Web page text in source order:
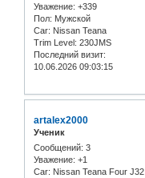
Уважение: +339
Пол: Мужской
Car: Nissan Teana
Trim Level: 230JMS
Последний визит:
10.06.2026 09:03:15
artalex2000
Ученик
Сообщений: 3
Уважение: +1
Car: Nissan Teana Four J32